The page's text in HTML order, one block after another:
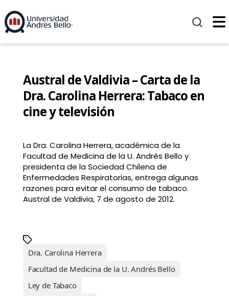
Austral de Valdivia – Carta de la
Dra. Carolina Herrera: Tabaco en
cine y televisión
La Dra. Carolina Herrera, académica de la
Facultad de Medicina de la U. Andrés Bello y
presidenta de la Sociedad Chilena de
Enfermedades Respiratorias, entrega algunas
razones para evitar el consumo de tabaco.
Austral de Valdivia, 7 de agosto de 2012.
Dra. Carolina Herrera
Facultad de Medicina de la U. Andrés Bello
Ley de Tabaco